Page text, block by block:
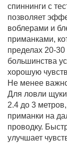
спиннинги с
позволяет
воблерами и
приманками,
пределах 20-
большинства
хорошую
Не менее
Для ловли
2.4 до 3
приманки на
проводку.
улучшает